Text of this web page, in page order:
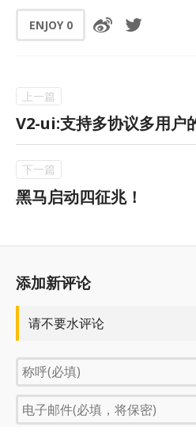
ENJOY 0
V2-ui:支持多协议多用户
黑马启动四征兆！
添加新评论
请不要水评论